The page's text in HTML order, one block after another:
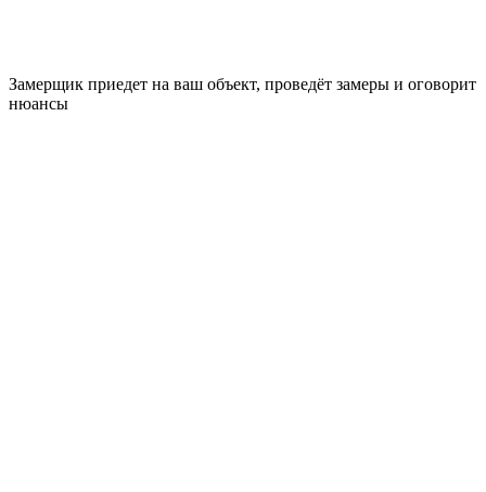
Замерщик приедет на ваш объект, проведёт замеры и оговорит
нюансы